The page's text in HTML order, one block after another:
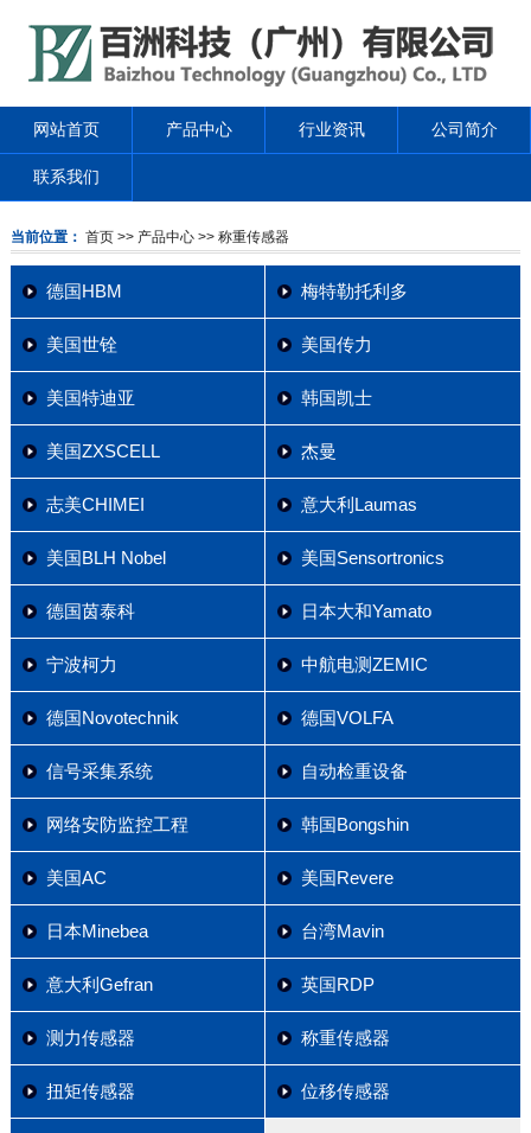
网站首页 产品中心 行业资讯 公司简介
联系我们
当前位置： 首页 >> 产品中心>> 称重传感器
德国HBM 梅特勒托利多
美国世铨 美国传力
美国特迪亚 韩国凯士
美国ZXSCELL 杰曼
志美CHIMEI 意大利Laumas
美国BLH Nobel 美国Sensortronics
德国茵泰科 日本大和Yamato
宁波柯力 中航电测ZEMIC
德国Novotechnik 德国VOLFA
信号采集系统 自动检重设备
网络安防监控工程 韩国Bongshin
美国AC 美国Revere
日本Minebea 台湾Mavin
意大利Gefran 英国RDP
测力传感器 称重传感器
扭矩传感器 位移传感器